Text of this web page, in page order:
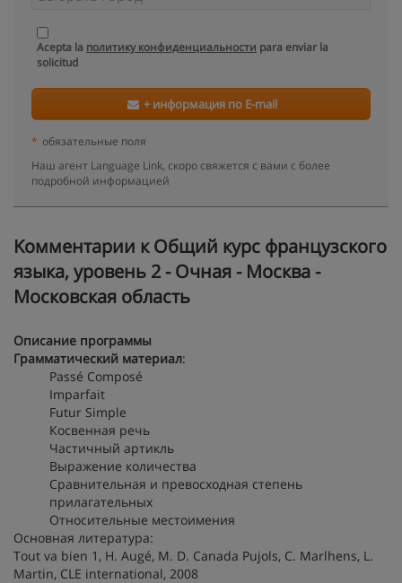
Acepta la политику конфиденциальности para enviar la
solicitud
+ информация по E-mail
* обязательные поля
Наш агент Language Link, скоро свяжется с вами с более
подробной информацией
Kомментарии к Общий курс французского
языка, уровень 2 - Очная - Москва -
Московская область
Описание программы
Грамматический материал:
Passé Composé
Imparfait
Futur Simple
Косвенная речь
Частичный артикль
Выражение количества
Сравнительная и превосходная степень
прилагательных
Относительные местоимения
Основная литература:
Tout va bien 1, H. Augé, M. D. Canada Pujols, C. Marlhens, L.
Martin, CLE international, 2008